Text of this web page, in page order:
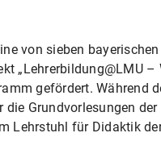
von sieben
„Lehrerbildung@LMU
gefördert. Während
die Grundvorlesungen
Lehrstuhl für Didaktik